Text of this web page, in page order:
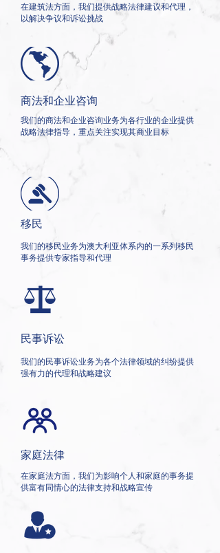
在建筑法方面，我们提供战略法律建议和代理，
以解决争议和诉讼挑战
商法和企业咨询
我们的商法和企业咨询业务为各行业的企业提供
战略法律指导，重点关注实现其商业目标
移民
我们的移民业务为澳大利亚体系内的一系列移民
事务提供专家指导和代理
民事诉讼
我们的民事诉讼业务为各个法律领域的纠纷提供
强有力的代理和战略建议
​家庭法律
在家庭法方面，我们为影响个人和家庭的事务提
供富有同情心的法律支持和战略宣传